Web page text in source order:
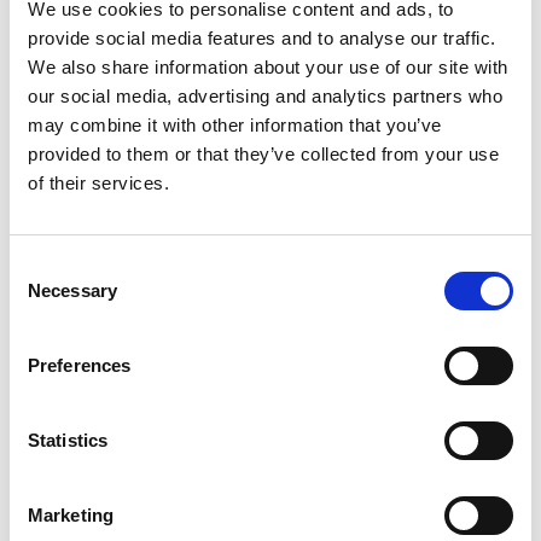
We use cookies to personalise content and ads, to
provide social media features and to analyse our traffic.
We also share information about your use of our site with
our social media, advertising and analytics partners who
may combine it with other information that you’ve
provided to them or that they’ve collected from your use
of their services.
Selection
Necessary
Preferences
Statistics
Marketing
eller belånar sina fakturor med dessa aktörer som
motpart. Traditionell bankfinansiering kräver
säkerheter i form av fastighets-pant eller borgen.
Vid factoring utgör de förvärvade fakturorna
säkerhet.
lönsam bransch som erbjuder många företag nya
Factoringbolag erbjuder alternativ till traditionella
inte påverkar företagets balansräkning, berättar
Fonden ingår factoringavtal med små- och
betalningsvillkor är normalt 30 till 60 dagar och